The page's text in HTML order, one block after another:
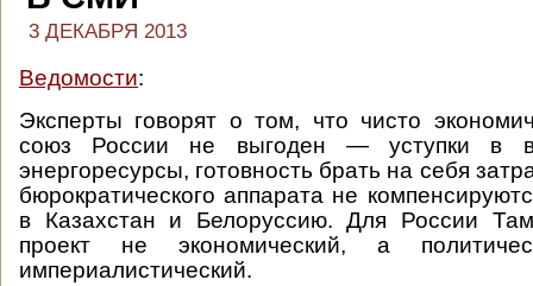
3 ДЕКАБРЯ 2013
Ведомости:
Эксперты говорят о том, что чисто
союз России не выгоден — уступки в
энергоресурсы, готовность брать на себя
бюрократического аппарата не
в Казахстан и Белоруссию. Для России
проект не экономический, а
империалистический.